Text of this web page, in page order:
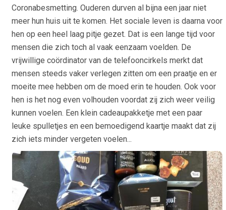
Coronabesmetting. Ouderen durven al bijna een jaar niet
meer hun huis uit te komen. Het sociale leven is daarna voor
hen op een heel laag pitje gezet. Dat is een lange tijd voor
mensen die zich toch al vaak eenzaam voelden. De
vrijwillige coördinator van de telefooncirkels merkt dat
mensen steeds vaker verlegen zitten om een praatje en er
moeite mee hebben om de moed erin te houden. Ook voor
hen is het nog even volhouden voordat zij zich weer veilig
kunnen voelen. Een klein cadeaupakketje met een paar
leuke spulletjes en een bemoedigend kaartje maakt dat zij
zich iets minder vergeten voelen...